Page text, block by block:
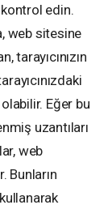
kontrol edin.
web sitesine
tarayıcınızın
Eğer bu
uzantıları
web
Bunların